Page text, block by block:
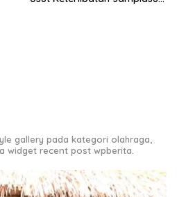
gallery pada kategori olahraga,
widget recent post wpberita.